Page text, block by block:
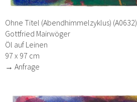
Ohne Titel (Abendhimmelzyklus) (A0632)
Gottfried Mairwöger
Öl auf Leinen
97 x 97 cm
→ Anfrage